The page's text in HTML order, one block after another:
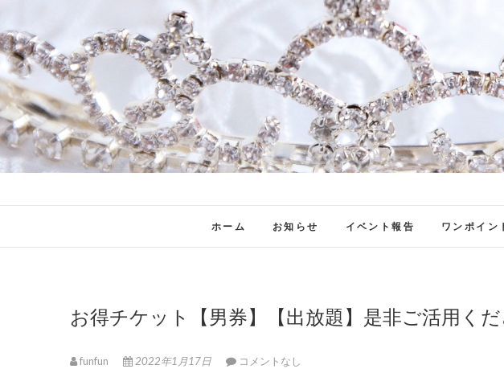
ファンブ
ホーム お知らせ イベント報告 ワンポイン
お得チケット【男券】【出放題】是非ご活用く
funfun 2022年1月17日 コメントなし